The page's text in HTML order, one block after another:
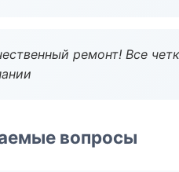
ремонт! Все
вопросы